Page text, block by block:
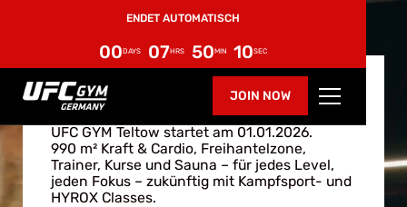
6 WOCHEN AB NUR 29€
00DAYS 07HRS 50MIN 09SEC
JOIN NOW
UFC GYM Teltow
UFC GYM Teltow startet am 01.01.2026.
990 m² Kraft & Cardio, Freihantelzone,
Trainer, Kurse und Sauna – für jedes Level,
jeden Fokus – zukünftig mit Kampfsport- und
HYROX Classes.